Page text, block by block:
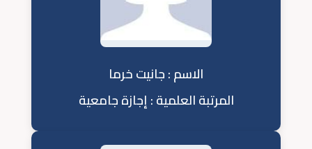
الاسم : جانيت خرما
المرتبة العلمية : إجازة جامعية